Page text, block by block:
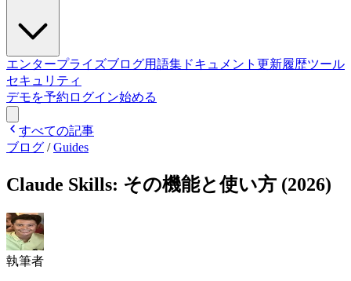
エンタープライズブログ用語集 ドキュメント 更新履歴ツール
セキュリティ
デモを予約 ログイン始める
すべての記事
ブログ /Guides
Claude Skills: その機能と使い方 (2026)
執筆者